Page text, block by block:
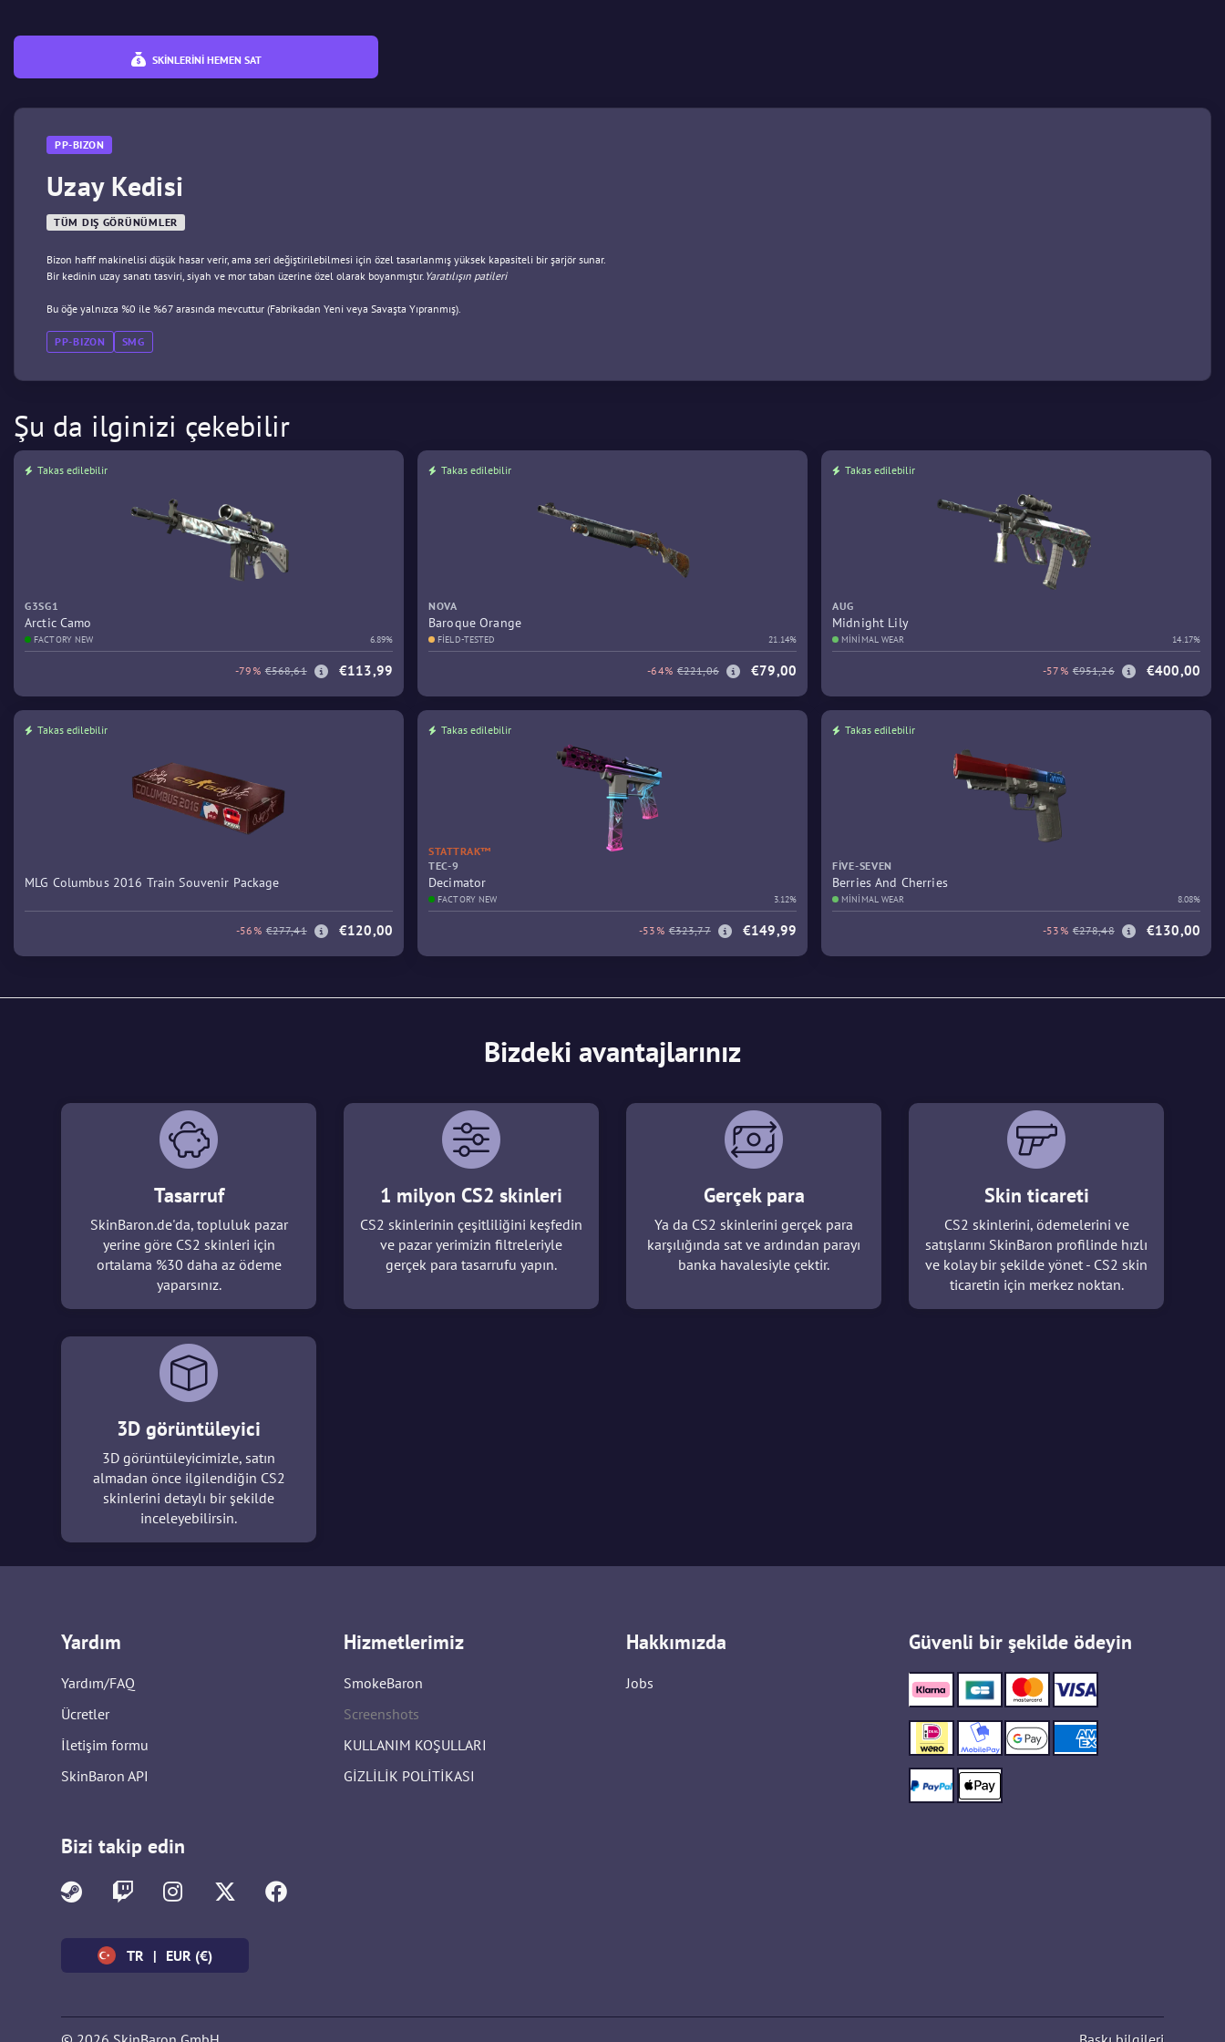
SKINLERINI HEMEN SAT
PP-BIZON
Uzay Kedisi
TÜM DIŞ GÖRÜNÜMLER
Bizon hafif makinelisi düşük hasar verir, ama seri değiştirilebilmesi için özel tasarlanmış yüksek kapasiteli bir şarjör sunar.
Bir kedinin uzay sanatı tasviri, siyah ve mor taban üzerine özel olarak boyanmıştır. Yaratılışın patileri
Bu öğe yalnızca %0 ile %67 arasında mevcuttur (Fabrikadan Yeni veya Savaşta Yıpranmış).
PP-BIZON SMG
Şu da ilginizi çekebilir
Takas edilebilir
G3SG1
Arctic Camo
FACTORY NEW 6.89%
-79% €568,61 €113,99
Takas edilebilir
NOVA
Baroque Orange
FIELD-TESTED 21.14%
-64% €221,06 €79,00
Takas edilebilir
AUG
Midnight Lily
MINIMAL WEAR 14.17%
-57% €951,26 €400,00
Takas edilebilir
MLG Columbus 2016 Train Souvenir Package
-56% €277,41 €120,00
Takas edilebilir
STATTRAK™
TEC-9
Decimator
FACTORY NEW 3.12%
-53% €323,77 €149,99
Takas edilebilir
FIVE-SEVEN
Berries And Cherries
MINIMAL WEAR 8.08%
-53% €278,48 €130,00
Bizdeki avantajlarınız
Tasarruf
SkinBaron.de'da, topluluk pazar
yerine göre CS2 skinleri için
ortalama %30 daha az ödeme
yaparsınız.
1 milyon CS2 skinleri
CS2 skinlerinin çeşitliliğini keşfedin
ve pazar yerimizin filtreleriyle
gerçek para tasarrufu yapın.
Gerçek para
Ya da CS2 skinlerini gerçek para
karşılığında sat ve ardından parayı
banka havalesiyle çektir.
Skin ticareti
CS2 skinlerini, ödemelerini ve
satışlarını SkinBaron profilinde hızlı
ve kolay bir şekilde yönet - CS2 skin
ticaretin için merkez noktan.
3D görüntüleyici
3D görüntüleyicimizle, satın
almadan önce ilgilendiğin CS2
skinlerini detaylı bir şekilde
inceleyebilirsin.
Yardım
Yardım/FAQ
Ücretler
İletişim formu
SkinBaron API
Hizmetlerimiz
SmokeBaron
Screenshots
KULLANIM KOŞULLARI
GİZLİLİK POLİTİKASI
Hakkımızda
Jobs
Güvenli bir şekilde ödeyin
Bizi takip edin
TR | EUR (€)